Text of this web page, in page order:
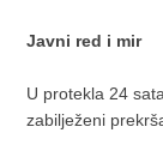
Javni red i mir
U protekla 24
zabilježeni